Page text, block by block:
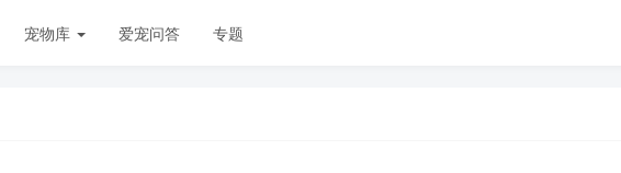
宠物库 爱宠问答 专题